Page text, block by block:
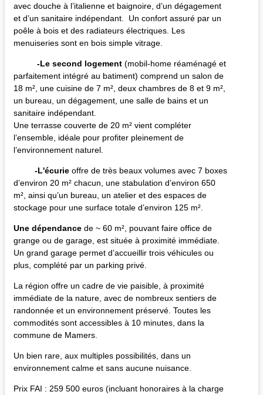
avec douche à l’italienne et baignoire, d’un dégagement
et d’un sanitaire indépendant. Un confort assuré par un
poêle à bois et des radiateurs électriques. Les
menuiseries sont en bois simple vitrage.
-Le second logement (mobil-home réaménagé et
parfaitement intégré au batiment) comprend un salon de
18 m², une cuisine de 7 m², deux chambres de 8 et 9 m²,
un bureau, un dégagement, une salle de bains et un
sanitaire indépendant.
Une terrasse couverte de 20 m² vient compléter
l’ensemble, idéale pour profiter pleinement de
l’environnement naturel.
-L'écurie offre de très beaux volumes avec 7 boxes
d’environ 20 m² chacun, une stabulation d’environ 650
m², ainsi qu’un bureau, un atelier et des espaces de
stockage pour une surface totale d’environ 125 m².
Une dépendance de ~ 60 m², pouvant faire office de
grange ou de garage, est située à proximité immédiate.
Un grand garage permet d’accueillir trois véhicules ou
plus, complété par un parking privé.
La région offre un cadre de vie paisible, à proximité
immédiate de la nature, avec de nombreux sentiers de
randonnée et un environnement préservé. Toutes les
commodités sont accessibles à 10 minutes, dans la
commune de Mamers.
Un bien rare, aux multiples possibilités, dans un
environnement calme et sans aucune nuisance.
Prix FAI : 259 500 euros (incluant honoraires à la charge